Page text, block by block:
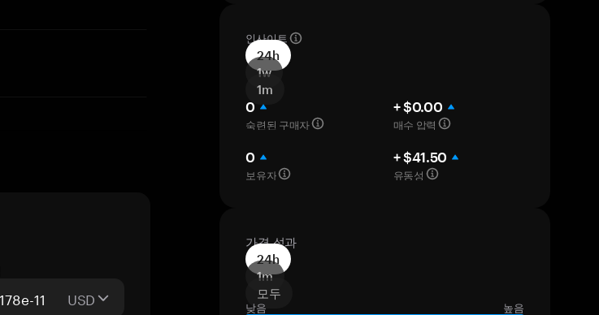
USD
인사이트
24h
1w
1m
0
숙련된 구매자
+ $0.00
매수 압력
0
보유자
+ $41.50
유동성
가격 성과
24h
1m
모두
낮음 높음